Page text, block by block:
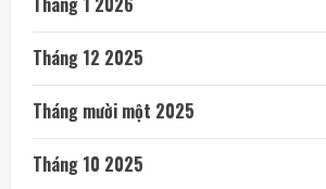
Tháng 12 2025
Tháng mười một 2025
Tháng 10 2025